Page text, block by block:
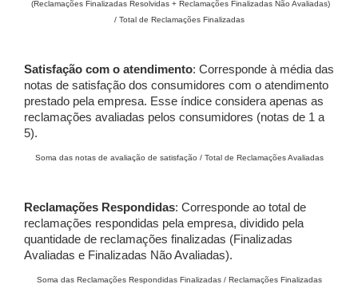
(Reclamações Finalizadas Resolvidas + Reclamações Finalizadas Não Avaliadas)
/ Total de Reclamações Finalizadas
Satisfação com o atendimento: Corresponde à média das
notas de satisfação dos consumidores com o atendimento
prestado pela empresa. Esse índice considera apenas as
reclamações avaliadas pelos consumidores (notas de 1 a
5).
Soma das notas de avaliação de satisfação / Total de Reclamações Avaliadas
Reclamações Respondidas: Corresponde ao total de
reclamações respondidas pela empresa, dividido pela
quantidade de reclamações finalizadas (Finalizadas
Avaliadas e Finalizadas Não Avaliadas).
Soma das Reclamações Respondidas Finalizadas / Reclamações Finalizadas